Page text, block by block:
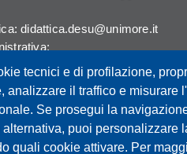
tecnici e di profilazione,
analizzare il traffico e misurare
Se prosegui la
puoi personalizzare
quali cookie attivare. Per
didattica.desu@unimore.it
523611 (portineria)